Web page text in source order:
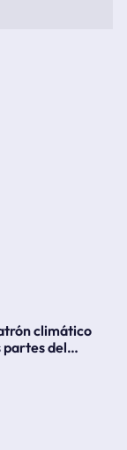
climático
del